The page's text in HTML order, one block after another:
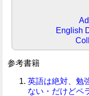
English
参考書籍
英語は絶対、勉
ない・だけどペ